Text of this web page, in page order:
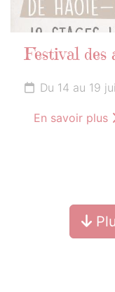
Festival des
Du 14 au 19
En savoir plus